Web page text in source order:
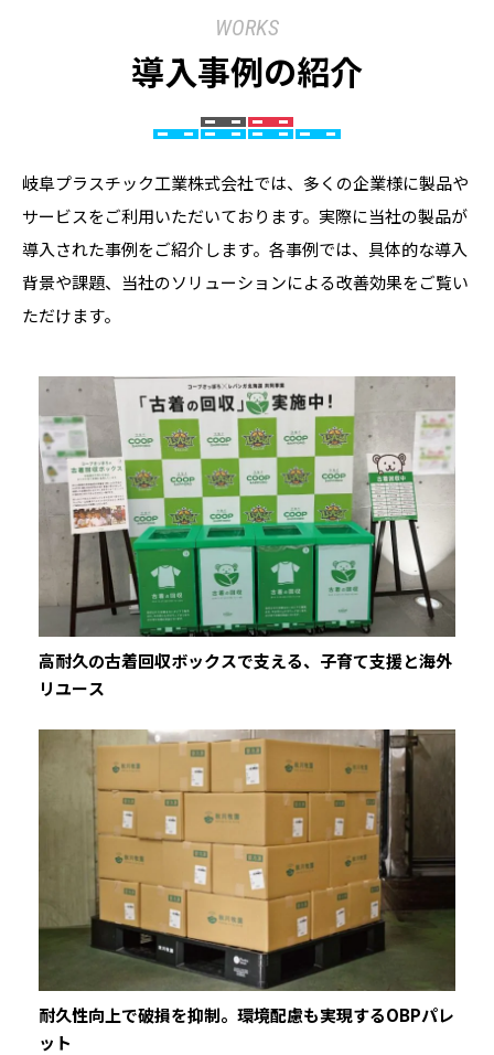
WORKS
導入事例の紹介
岐阜プラスチック工業株式会社では、多くの企業様に製品や
サービスをご利用いただいております。実際に当社の製品が
導入された事例をご紹介します。各事例では、具体的な導入
背景や課題、当社のソリューションによる改善効果をご覧い
ただけます。
高耐久の古着回収ボックスで支える、子育て支援と海外
リユース
耐久性向上で破損を抑制。環境配慮も実現するOBPパレ
ット